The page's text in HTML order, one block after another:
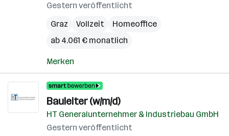
Gestern veröffentlicht
Graz
Vollzeit
Homeoffice
ab 4.061 € monatlich
Merken
Bauleiter (w/m/d)
HT Generalunternehmer & Industriebau GmbH
Gestern veröffentlicht